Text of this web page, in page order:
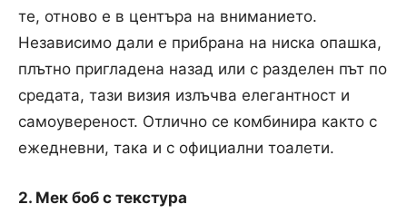
те, отново е в центъра на вниманието.
Независимо дали е прибрана на ниска опашка,
плътно пригладена назад или с разделен път по
средата, тази визия излъчва елегантност и
самоувереност. Отлично се комбинира както с
ежедневни, така и с официални тоалети.
2. Мек боб с текстура